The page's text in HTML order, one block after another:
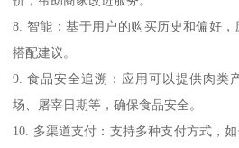
8. 智能：基于用户的购买历史和偏好
搭配建议。
9. 食品安全追溯：应用可以提供肉类
场、屠宰日期等，确保食品安全。
10. 多渠道支付：支持多种支付方式，